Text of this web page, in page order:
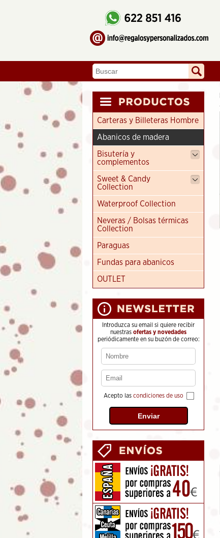
Carteras y Billeteras Hombre
Abanicos de madera
Bisutería y
complementos
Sweet & Candy
Collection
Waterproof Collection
Neveras / Bolsas térmicas
Collection
Paraguas
Fundas para abanicos
OUTLET
Introduzca su email si quiere recibir
nuestras ofertas y novedades
periódicamente en su buzón de correo:
Acepto las condiciones de uso